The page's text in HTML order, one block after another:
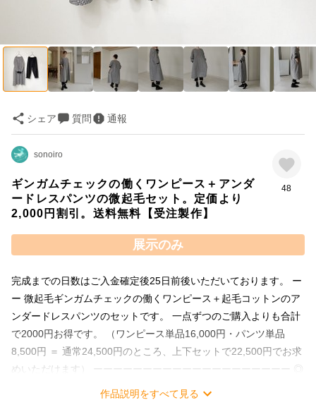
シェア 質問 通報
sonoiro
ギンガムチェックの働くワンピース＋アンダ
ードレスパンツの微起毛セット。定価より
2,000円割引。送料無料【受注製作】
48
展示のみ
完成までの日数はご入金確定後25日前後いただいております。 ー
ー 微起毛ギンガムチェックの働くワンピース＋起毛コットンのア
ンダードレスパンツのセットです。 一点ずつのご購入よりも合計
で2000円お得です。 （ワンピース単品16,000円・パンツ単品
8,500円 ＝ 通常24,500円のところ、上下セットで22,500円でお求
めいただけます） ーーーーーーーーーーーーーーーーーーーー ◎
ギンガムチェックの働くワンピース◎ 袖口にリブニットが付い
作品説明をすべて見る